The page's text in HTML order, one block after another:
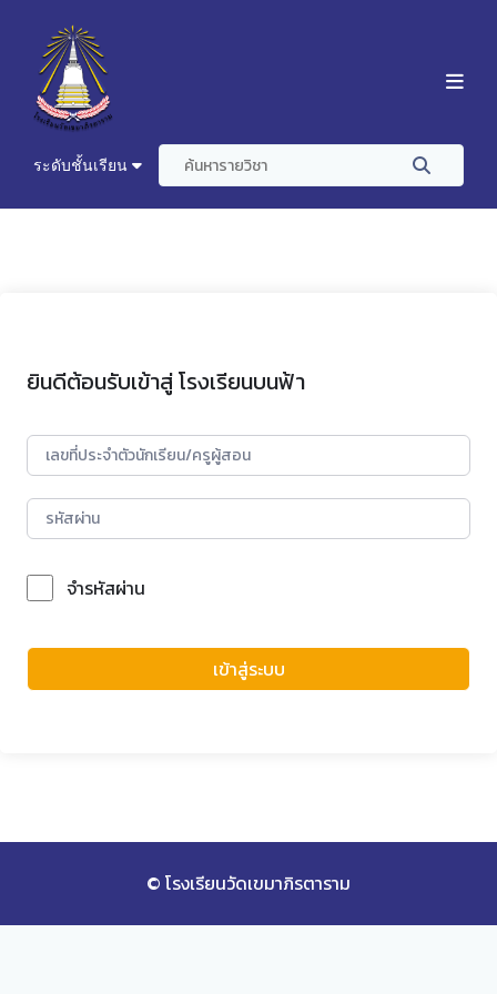
ระดับชั้นเรียน
ยินดีต้อนรับเข้าสู่ โรงเรียนบนฟ้า
จำรหัสผ่าน
เข้าสู่ระบบ
© โรงเรียนวัดเขมาภิรตาราม